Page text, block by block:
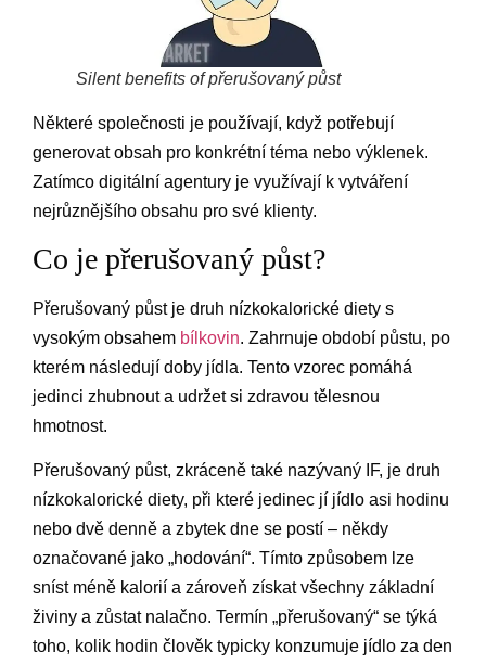
Silent benefits of přerušovaný půst
Některé společnosti je používají, když potřebují
generovat obsah pro konkrétní téma nebo výklenek.
Zatímco digitální agentury je využívají k vytváření
nejrůznějšího obsahu pro své klienty.
Co je přerušovaný půst?
Přerušovaný půst je druh nízkokalorické diety s
vysokým obsahem bílkovin. Zahrnuje období půstu, po
kterém následují doby jídla. Tento vzorec pomáhá
jedinci zhubnout a udržet si zdravou tělesnou
hmotnost.
Přerušovaný půst, zkráceně také nazývaný IF, je druh
nízkokalorické diety, při které jedinec jí jídlo asi hodinu
nebo dvě denně a zbytek dne se postí – někdy
označované jako „hodování“. Tímto způsobem lze
sníst méně kalorií a zároveň získat všechny základní
živiny a zůstat nalačno. Termín „přerušovaný“ se týká
toho, kolik hodin člověk typicky konzumuje jídlo za den